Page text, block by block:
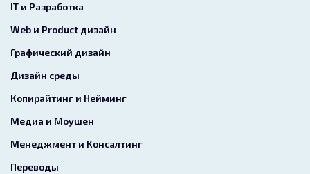
IT и Разработка
Web и Product дизайн
Графический дизайн
Дизайн среды
Копирайтинг и Нейминг
Медиа и Моушен
Менеджмент и Консалтинг
Переводы